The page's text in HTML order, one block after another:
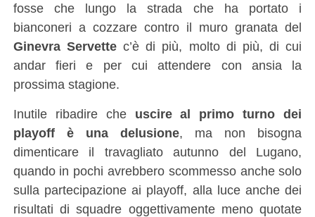
fosse che lungo la strada che ha portato i
bianconeri a cozzare contro il muro granata del
Ginevra Servettec’è di più, molto di più, di cui
andar fieri e per cui attendere con ansia la
prossima stagione.
Inutile ribadire che uscire al primo turno dei
playoff è una delusione, ma non bisogna
dimenticare il travagliato autunno del Lugano,
quando in pochi avrebbero scommesso anche solo
sulla partecipazione ai playoff, alla luce anche dei
risultati di squadre oggettivamente meno quotate